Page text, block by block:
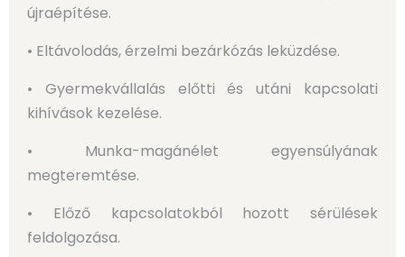
újraépítése.
• Eltávolodás, érzelmi bezárkózás leküzdése.
• Gyermekvállalás előtti és utáni kapcsolati
kihívások kezelése.
• Munka-magánélet egyensúlyának
megteremtése.
• Előző kapcsolatokból hozott sérülések
feldolgozása.